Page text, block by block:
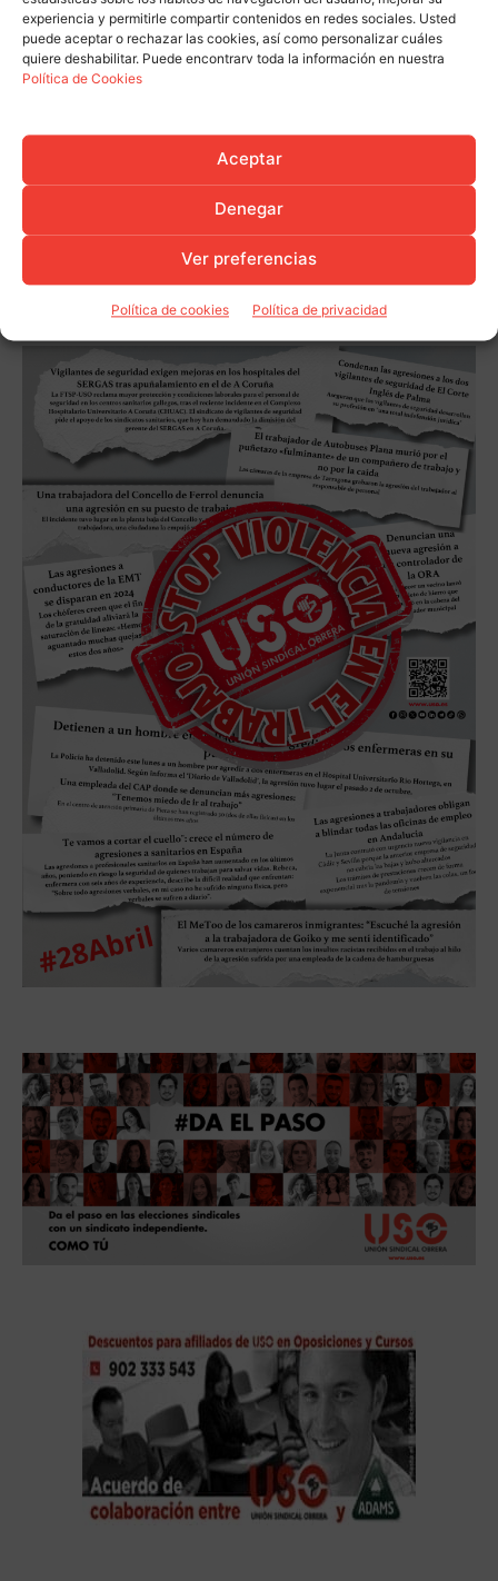
experiencia y permitirle compartir contenidos en redes sociales. Usted
puede aceptar o rechazar las cookies, así como personalizar cuáles
quiere deshabilitar. Puede encontrarv toda la información en nuestra
Política de Cookies
Aceptar
Denegar
Ver preferencias
Política de cookies Política de privacidad